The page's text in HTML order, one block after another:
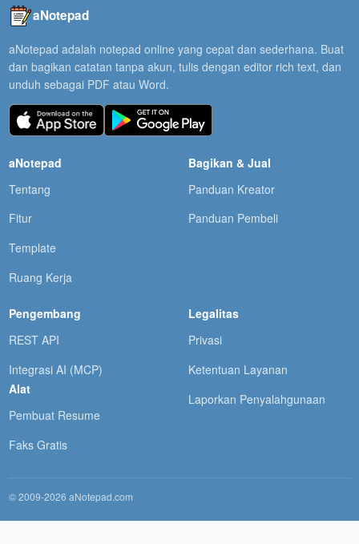
aNotepad
aNotepad adalah notepad online yang cepat dan sederhana. Buat
dan bagikan catatan tanpa akun, tulis dengan editor rich text, dan
unduh sebagai PDF atau Word.
aNotepad
Tentang
Fitur
Template
Ruang Kerja
Bagikan & Jual
Panduan Kreator
Panduan Pembeli
Pengembang
REST API
Integrasi AI (MCP)
Alat
Pembuat Resume
Faks Gratis
Legalitas
Privasi
Ketentuan Layanan
Laporkan Penyalahgunaan
© 2009-2026 aNotepad.com